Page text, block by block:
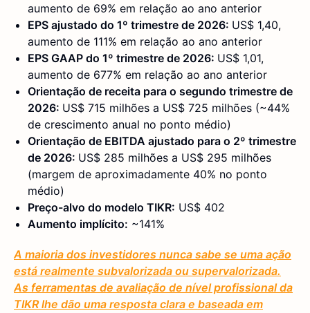
aumento de 69% em relação ao ano anterior
EPS ajustado do 1º trimestre de 2026: US$ 1,40,
aumento de 111% em relação ao ano anterior
EPS GAAP do 1º trimestre de 2026: US$ 1,01,
aumento de 677% em relação ao ano anterior
Orientação de receita para o segundo trimestre de
2026: US$ 715 milhões a US$ 725 milhões (~44%
de crescimento anual no ponto médio)
Orientação de EBITDA ajustado para o 2º trimestre
de 2026: US$ 285 milhões a US$ 295 milhões
(margem de aproximadamente 40% no ponto
médio)
Preço-alvo do modelo TIKR: US$ 402
Aumento implícito: ~141%
A maioria dos investidores nunca sabe se uma ação
está realmente subvalorizada ou supervalorizada.
As ferramentas de avaliação de nível profissional da
TIKR lhe dão uma resposta clara e baseada em